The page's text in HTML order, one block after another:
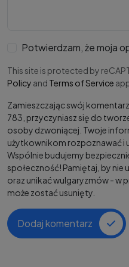
Potwierdzam, że moja
This site is protected by
Policy and Terms of Service
Zamieszczając swój
783, przyczyniasz się do
osoby dzwoniącej. Twoje
użytkownikom rozpoznawać i
Wspólnie budujemy
społeczność! Pamiętaj, by
oraz unikać wulgaryzmów - w
może zostać usunięty.
Dodaj komentarz